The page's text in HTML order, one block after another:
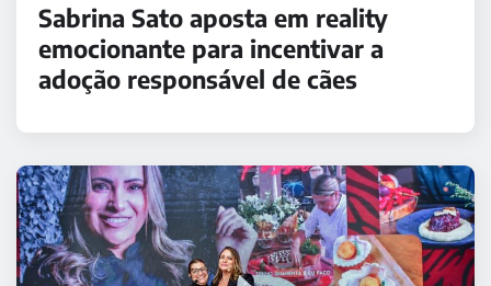
Sabrina Sato aposta em reality
emocionante para incentivar a
adoção responsável de cães